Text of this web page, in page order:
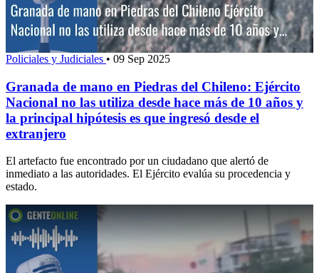
Policiales y Judiciales • 09 Sep 2025
Granada de mano en Piedras del Chileno: Ejército
Nacional no las utiliza desde hace más de 10 años y
la principal hipótesis es que ingresó desde el
extranjero
El artefacto fue encontrado por un ciudadano que alertó de
inmediato a las autoridades. El Ejército evalúa su procedencia y
estado.